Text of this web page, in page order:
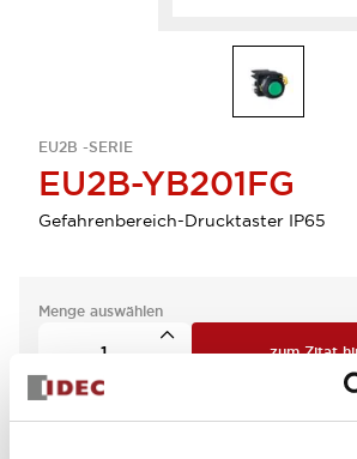
EU2B -SERIE
EU2B-YB201FG
Gefahrenbereich-Drucktaster IP65
Menge auswählen
zum Zitat